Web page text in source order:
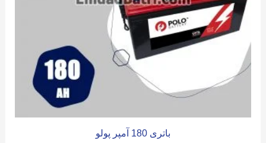
باتری 180 آمپر پولو